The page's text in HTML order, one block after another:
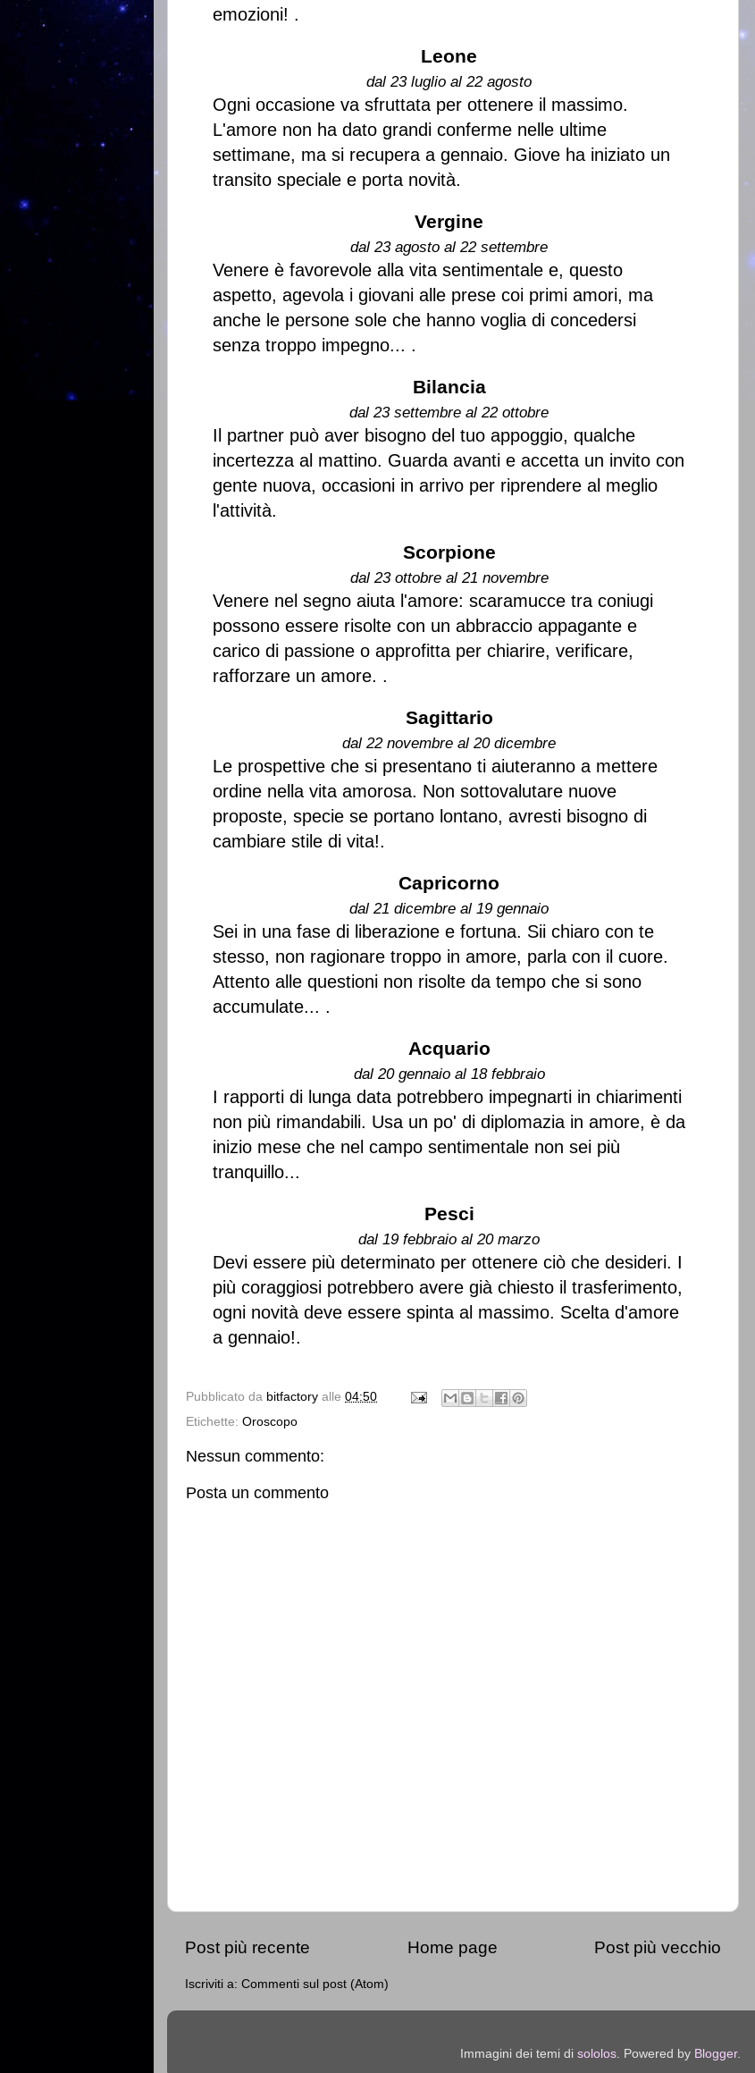
emozioni! .
Leone
dal 23 luglio al 22 agosto
Ogni occasione va sfruttata per ottenere il massimo.
L'amore non ha dato grandi conferme nelle ultime
settimane, ma si recupera a gennaio. Giove ha iniziato un
transito speciale e porta novità.
Vergine
dal 23 agosto al 22 settembre
Venere è favorevole alla vita sentimentale e, questo
aspetto, agevola i giovani alle prese coi primi amori, ma
anche le persone sole che hanno voglia di concedersi
senza troppo impegno... .
Bilancia
dal 23 settembre al 22 ottobre
Il partner può aver bisogno del tuo appoggio, qualche
incertezza al mattino. Guarda avanti e accetta un invito con
gente nuova, occasioni in arrivo per riprendere al meglio
l'attività.
Scorpione
dal 23 ottobre al 21 novembre
Venere nel segno aiuta l'amore: scaramucce tra coniugi
possono essere risolte con un abbraccio appagante e
carico di passione o approfitta per chiarire, verificare,
rafforzare un amore. .
Sagittario
dal 22 novembre al 20 dicembre
Le prospettive che si presentano ti aiuteranno a mettere
ordine nella vita amorosa. Non sottovalutare nuove
proposte, specie se portano lontano, avresti bisogno di
cambiare stile di vita!.
Capricorno
dal 21 dicembre al 19 gennaio
Sei in una fase di liberazione e fortuna. Sii chiaro con te
stesso, non ragionare troppo in amore, parla con il cuore.
Attento alle questioni non risolte da tempo che si sono
accumulate... .
Acquario
dal 20 gennaio al 18 febbraio
I rapporti di lunga data potrebbero impegnarti in chiarimenti
non più rimandabili. Usa un po' di diplomazia in amore, è da
inizio mese che nel campo sentimentale non sei più
tranquillo...
Pesci
dal 19 febbraio al 20 marzo
Devi essere più determinato per ottenere ciò che desideri. I
più coraggiosi potrebbero avere già chiesto il trasferimento,
ogni novità deve essere spinta al massimo. Scelta d'amore
a gennaio!.
Pubblicato da bitfactory alle 04:50
Etichette: Oroscopo
Nessun commento:
Posta un commento
Post più recente Post più vecchio
Home page
Iscriviti a: Commenti sul post (Atom)
Immagini dei temi di sololos . Powered by Blogger.